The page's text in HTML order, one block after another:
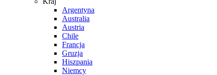
Argentyna
Australia
Austria
Chile
Francja
Gruzja
Hiszpania
Niemcy